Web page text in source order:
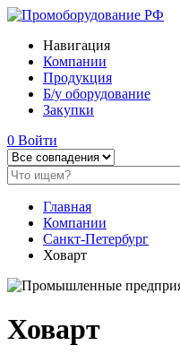
Навигация
Компании
Продукция
Б/у оборудование
Закупки
0 Войти
Главная
Компании
Санкт-Петербург
Ховарт
Ховарт